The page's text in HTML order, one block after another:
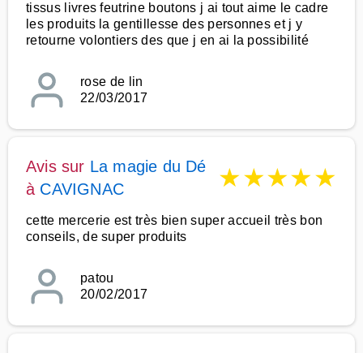
tissus livres feutrine boutons j ai tout aime le cadre
les produits la gentillesse des personnes et j y
retourne volontiers des que j en ai la possibilité
rose de lin
22/03/2017
Avis sur La magie du Dé
à CAVIGNAC ★★★★★
cette mercerie est très bien super accueil très bon
conseils, de super produits
patou
20/02/2017